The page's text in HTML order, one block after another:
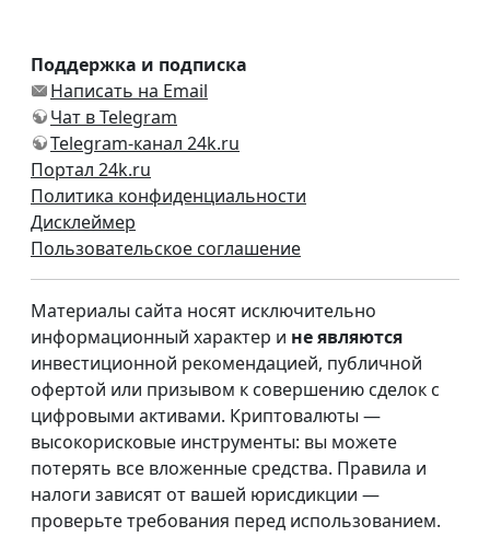
Поддержка и подписка
Написать на Email
Чат в Telegram
Telegram-канал 24k.ru
Портал 24k.ru
Политика конфиденциальности
Дисклеймер
Пользовательское соглашение
Материалы сайта носят исключительно
информационный характер и не являются
инвестиционной рекомендацией, публичной
офертой или призывом к совершению сделок с
цифровыми активами. Криптовалюты —
высокорисковые инструменты: вы можете
потерять все вложенные средства. Правила и
налоги зависят от вашей юрисдикции —
проверьте требования перед использованием.